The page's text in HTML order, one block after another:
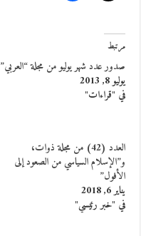
مرتبط
صدور عدد شهر يوليو من مجلة “العربي”
يوليو 8, 2013
في "قراءات"
العدد (42) من مجلة ذوات،
و”الإسلام السياسي من الصعود إلى
الأفول”
يناير 6, 2018
في "خبر رئيسي"